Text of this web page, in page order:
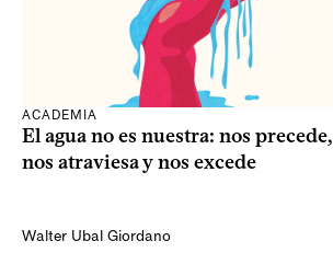
ACADEMIA
El agua no es nuestra: nos precede,
nos atraviesa y nos excede
Walter Ubal Giordano